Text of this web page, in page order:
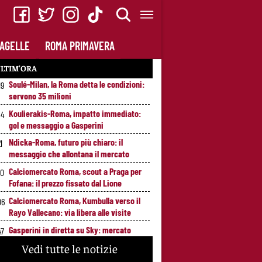
ROMA PRIMAVERA
Soulé-Milan, la Roma detta le condizioni:
servono 35 milioni
Koulierakis-Roma, impatto immediato:
gol e messaggio a Gasperini
Ndicka-Roma, futuro più chiaro: il
messaggio che allontana il mercato
Calciomercato Roma, scout a Praga per
Fofana: il prezzo fissato dal Lione
Calciomercato Roma, Kumbulla verso il
Rayo Vallecano: via libera alle visite
Gasperini in diretta su Sky: mercato
Vedi tutte le notizie